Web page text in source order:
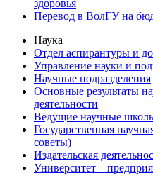
здоровья
Перевод в ВолГУ на
Наука
Отдел аспирантуры и
Управление науки и
Научные подразделения
Основные результаты
деятельности
Ведущие научные
Государственная
советы)
Издательская
Университет –